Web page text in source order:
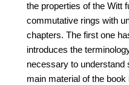
the properties of the Witt
commutative rings with
chapters. The first one
introduces the
necessary to
main material of the